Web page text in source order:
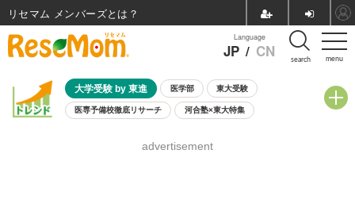
menu
Language
JP / CN search
大学受験 by 東進 医学部 東大受験
医専予備校徹底リサーチ 河合塾×東大特集
8月開催学校説明会・相談会
advertisement
リセマム メンバーズ